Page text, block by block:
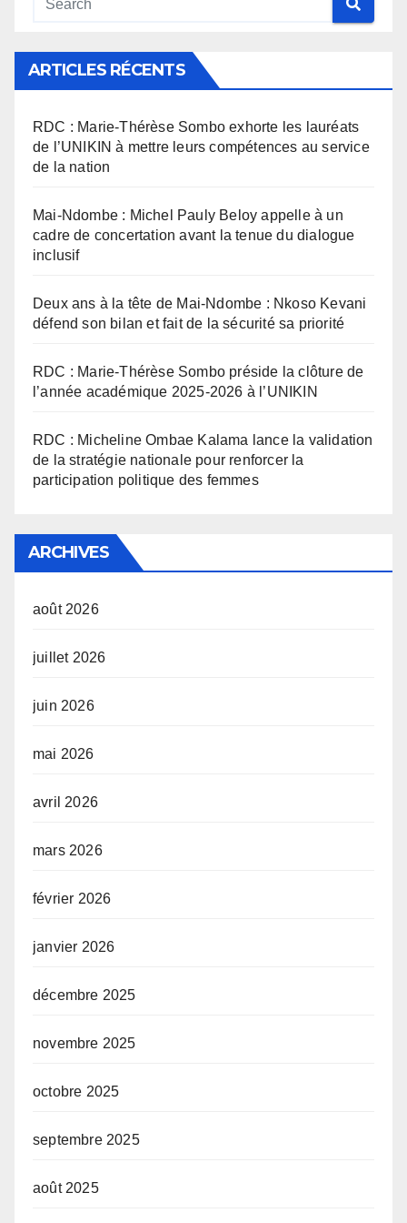
ARTICLES RÉCENTS
RDC : Marie-Thérèse Sombo exhorte les lauréats
de l’UNIKIN à mettre leurs compétences au service
de la nation
Mai-Ndombe : Michel Pauly Beloy appelle à un
cadre de concertation avant la tenue du dialogue
inclusif
Deux ans à la tête de Mai-Ndombe : Nkoso Kevani
défend son bilan et fait de la sécurité sa priorité
RDC : Marie-Thérèse Sombo préside la clôture de
l’année académique 2025-2026 à l’UNIKIN
RDC : Micheline Ombae Kalama lance la validation
de la stratégie nationale pour renforcer la
participation politique des femmes
ARCHIVES
août 2026
juillet 2026
juin 2026
mai 2026
avril 2026
mars 2026
février 2026
janvier 2026
décembre 2025
novembre 2025
octobre 2025
septembre 2025
août 2025